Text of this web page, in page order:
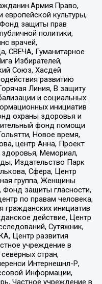
культуры,
защиты прав
политики,
врачей,
Гуманитарное
Избирателей,
Союз, Хасдей
развитию
Линия, В защиту
и социальных
инициатив
охраны здоровья и
фонд помощи
Новое время,
центр Анна, Проект
здоровья, Мемориал,
Издательство Парк
Сфера, Центр
группа, Женщины
Фонд защиты гласности,
по правам человека,
гражданских инициатив
действие, Центр
Сутяжник,
Центр развития
учреждение в
стран,
Интернешнл-Р,
Информации,
Частное учреждение в